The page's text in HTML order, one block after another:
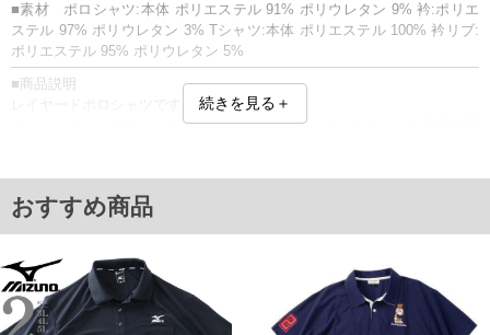
■素材 ポロシャツ:本体 ポリエステル 91% ポリウレタン 9% 衿:ポリエ
ステル 97% ポリウレタン 3% Tシャツ:本体 ポリエステル 100% 衿リブ:
ポリエステル 95% ポリウレタン 5%
■商品説明
アンサンブル／プリント(厚盛ラバー)／ストレッチ／リサイクル素材使用
■サイズ表
[半袖ポロシャツ]
3XL/129/73/51/25/40
4XL/136/75/53/26/42
5XL/144/76/55/27/43
[長袖Tシャツ]
続きを見る＋
おすすめ商品